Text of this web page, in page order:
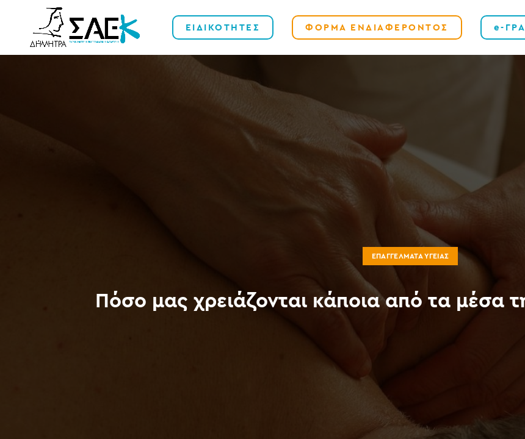
ΕΙΔΙΚΟΤΗΤΕΣ ΦΟΡΜΑ ΕΝΔΙΑΦΕΡΟΝΤΟΣ e-
ΕΠΑΓΓΈΛΜΑΤΑ ΥΓΕΊΑΣ
Πόσο μας χρειάζονται κάποια από τα μέσα